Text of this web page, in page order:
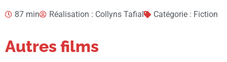
87 min Réalisation : Collyns Tafial Catégorie : Fiction
Autres films